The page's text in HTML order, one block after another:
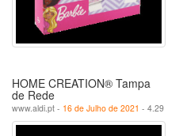
HOME CREATION® Tampa
de Rede
www.aldi.pt - 16 de Julho de 2021 - 4.29